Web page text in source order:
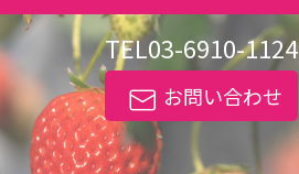
TEL03-6910-1124
お問い合わせ